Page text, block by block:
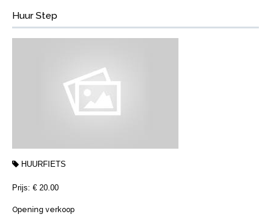
Huur Step
HUURFIETS
Prijs: € 20.00
Opening verkoop